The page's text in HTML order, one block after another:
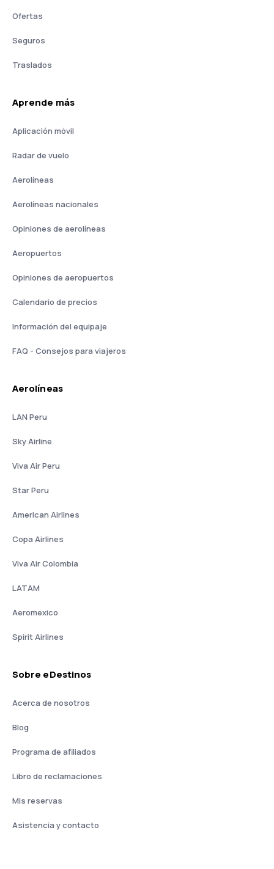
Ofertas
Seguros
Traslados
Aprende más
Aplicación móvil
Radar de vuelo
Aerolíneas
Aerolíneas nacionales
Opiniones de aerolíneas
Aeropuertos
Opiniones de aeropuertos
Calendario de precios
Información del equipaje
FAQ - Consejos para viajeros
Aerolíneas
LAN Peru
Sky Airline
Viva Air Peru
Star Peru
American Airlines
Copa Airlines
Viva Air Colombia
LATAM
Aeromexico
Spirit Airlines
Sobre eDestinos
Acerca de nosotros
Blog
Programa de afiliados
Libro de reclamaciones
Mis reservas
Asistencia y contacto